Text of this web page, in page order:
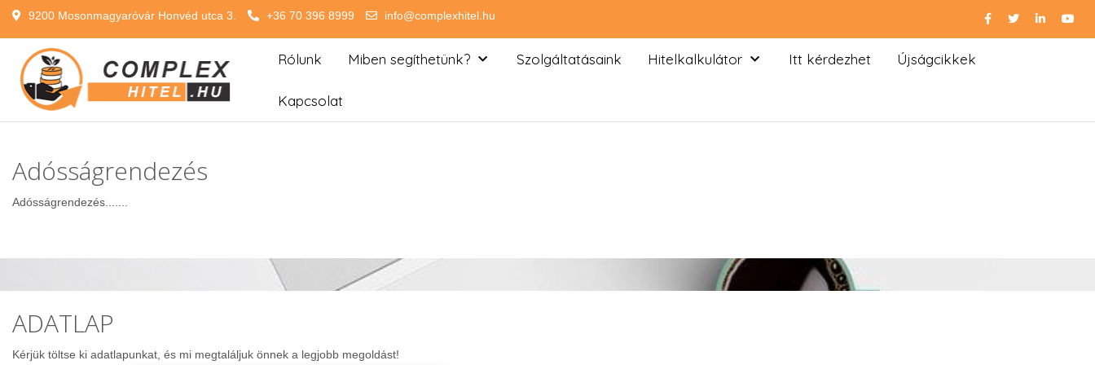
9200 Mosonmagyaróvár Honvéd utca 3. +36 70 396 8999 info@complexhitel.hu
Rólunk Miben segíthetünk? Szolgáltatásaink Hitelkalkulátor Itt kérdezhet Újságcikkek
Kapcsolat
Adósságrendezés
Adósságrendezés.......
ADATLAP
Kérjük töltse ki adatlapunkat, és mi megtaláljuk önnek a legjobb megoldást!